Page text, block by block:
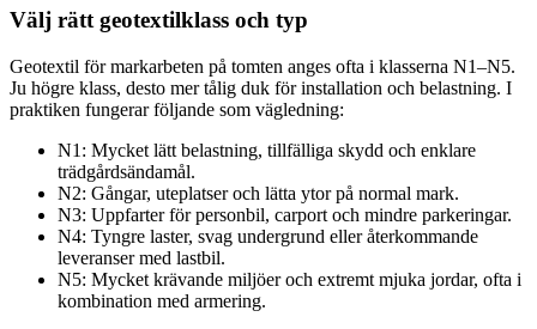
Välj rätt geotextilklass och typ
Geotextil för markarbeten på tomten anges ofta i klasserna N1–N5.
Ju högre klass, desto mer tålig duk för installation och belastning. I
praktiken fungerar följande som vägledning:
N1: Mycket lätt belastning, tillfälliga skydd och enklare
trädgårdsändamål.
N2: Gångar, uteplatser och lätta ytor på normal mark.
N3: Uppfarter för personbil, carport och mindre parkeringar.
N4: Tyngre laster, svag undergrund eller återkommande
leveranser med lastbil.
N5: Mycket krävande miljöer och extremt mjuka jordar, ofta i
kombination med armering.